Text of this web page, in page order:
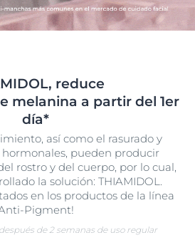
reduce
melanina a partir del 1er
día*​
así como el rasurado y
pueden producir
rostro y del cuerpo, por lo cual,
la solución: THIAMIDOL.
en los productos de la línea
Pigment!
de 2 semanas de uso regular